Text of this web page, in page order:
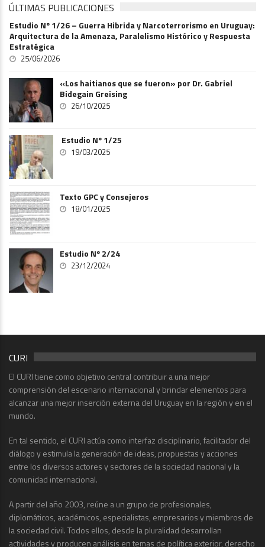
ÚLTIMAS PUBLICACIONES
Estudio Nº 1/26 – Guerra Hibrida y Narcoterrorismo en Uruguay:
Arquitectura de la Amenaza, Paralelismo Histórico y Respuesta
Estratégica
25/06/2026
«Los haitianos que se fueron» por Dr. Gabriel
Bidegain Greising
26/10/2025
Estudio Nº 1/25
19/03/2025
Texto GPC y Consejeros
18/01/2025
Estudio Nº 2/24
23/12/2024
CURI
El CURI tiene como objetivo central contribuir a una mejor
comprensión del escenario internacional y brindar elementos para
alcanzar una mejor inserción externa del Uruguay en la región y en el
mundo.
En tal sentido, el CURI actúa como interfaz disciplinario, facilitador del
diálogo y estimula la generación de ideas, propuestas y acciones
entre los diversos actores y sectores de la sociedad nacional y la
comunidad internacional.
A partir del año 2003, reúne a un grupo de profesionales,
diplomáticos, académicos, especialistas, empresarios y miembros de
la sociedad civil. Todos ellos, desde la pluralidad desarrollan
actividades y producen análisis en temas de política exterior, derecho